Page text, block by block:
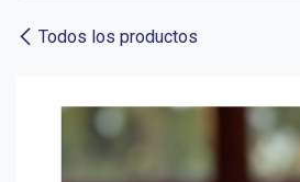
Todos los productos